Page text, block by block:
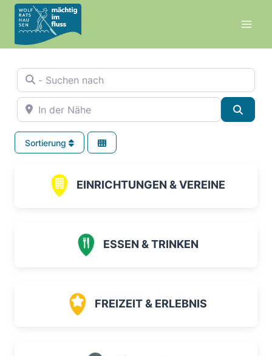
Zum
Inhalt
springen
- Suchen nach
In der Nähe
Sortierung
EINRICHTUNGEN & VEREINE
ESSEN & TRINKEN
FREIZEIT & ERLEBNIS